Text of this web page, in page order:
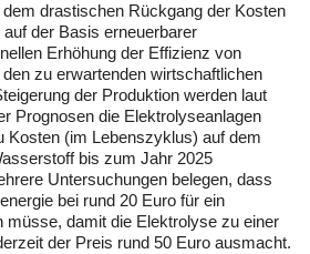
drastischen Rückgang der Kosten
der Basis erneuerbarer
Erhöhung der Effizienz von
zu erwartenden wirtschaftlichen
der Produktion werden laut
Prognosen die Elektrolyseanlagen
Kosten (im Lebenszyklus) auf dem
bis zum Jahr 2025
Untersuchungen belegen, dass
bei rund 20 Euro für ein
müsse, damit die Elektrolyse zu einer
der Preis rund 50 Euro ausmacht.